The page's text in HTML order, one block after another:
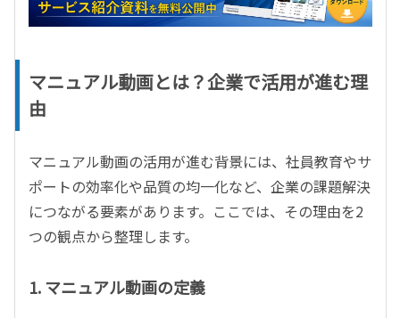
マニュアル動画とは？企業で活用が進む理
由
マニュアル動画の活用が進む背景には、社員教育やサ
ポートの効率化や品質の均一化など、企業の課題解決
につながる要素があります。ここでは、その理由を2
つの観点から整理します。
1. マニュアル動画の定義